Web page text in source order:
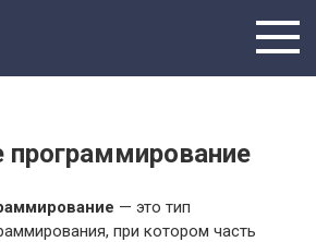
программирование
— это тип
при котором часть